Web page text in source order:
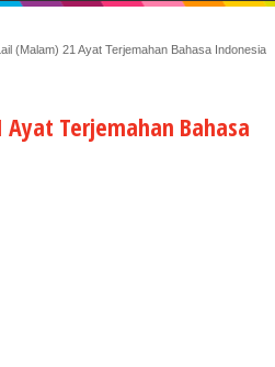
(Malam) 21 Ayat Terjemahan Bahasa Indonesia
Terjemahan Bahasa